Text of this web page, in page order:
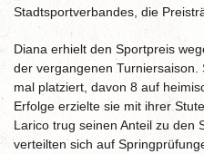
Stadtsportverbandes, die
Diana erhielt den Sportpreis
der vergangenen
mal platziert, davon 8 auf
Erfolge erzielte sie mit ihrer
Larico trug seinen Anteil zu den
verteilten sich auf